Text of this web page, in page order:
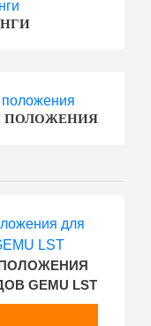
ПОЛОЖЕНИЯ
GEMU LST